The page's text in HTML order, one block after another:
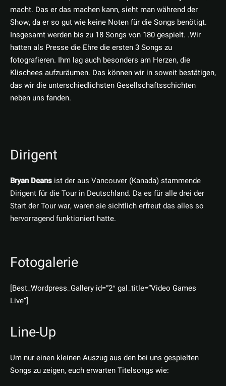
macht. Das er das machen kann, sieht man während der
Show, da er so gut wie keine Noten für die Songs benötigt.
Insgesamt werden bis zu 18 Songs von 180 gespielt. .Wir
hatten als Presse die Ehre die ersten 3 Songs zu
fotografieren. Ihm lag auch besonders am Herzen, die
Klischees aufzuräumen. Das können wir in soweit bestätigen,
das wir die unterschiedlichsten Gesellschaftsschichten
neben uns fanden.
Dirigent
Bryan Deans ist der aus Vancouver (Kanada) stammende
Dirigent für die Tour in Deutschland. Da es für alle drei der
Start der Tour war, waren sie sichtlich erfreut das alles so
hervorragend funktioniert hatte.
Fotogalerie
[Best_Wordpress_Gallery id=“2″ gal_title=“Video Games
Live“]
Line-Up
Um nur einen kleinen Auszug aus den bei uns gespielten
Songs zu zeigen, euch erwarten Titelsongs wie: